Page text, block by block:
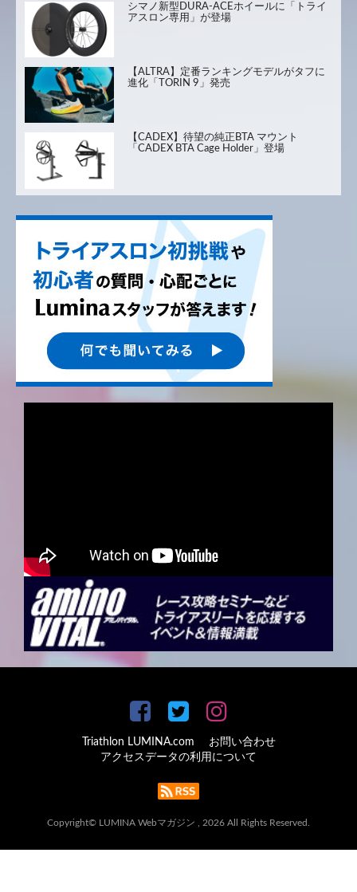
シマノ新型DURA-ACEホイールに「トライ
アスロン専用」が登場
【ALTRA】定番ランキングモデルがタフに
進化「TORIN 9」発売
【CADEX】待望の純正BTA マウント
「CADEX BTA Cage Holder」登場
Triathlon LUMINA.com
お問い合わせ
アクセスデータの利用について
Copyright© LUMINA Webマガジン , 2026 All Rights Reserved.